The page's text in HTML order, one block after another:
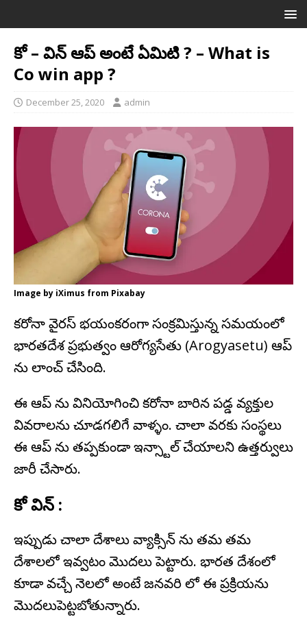
కో – విన్ ఆప్ అంటే ఏమిటి ? – What is
Co win app ?
December 25, 2020 admin
Image by iXimus from Pixabay
కరోనా వైరస్ భయంకరంగా సంక్రమిస్తున్న సమయంలో
భారతదేశ ప్రభుత్వం ఆరోగ్యసేతు (Arogyasetu) ఆప్
ను లాంచ్ చేసింది.
ఈ ఆప్ ను వినియోగించి కరోనా బారిన పడ్డ వ్యక్తుల
వివరాలను చూడగలిగే వాళ్ళం. చాలా వరకు సంస్థలు
ఈ ఆప్ ను తప్పకుండా ఇన్స్టాల్ చేయాలని ఉత్తర్వులు
జారీ చేసారు.
కో విన్ :
ఇప్పుడు చాలా దేశాలు వ్యాక్సిన్ ను తమ తమ
దేశాలలో ఇవ్వటం మొదలు పెట్టారు. భారత దేశంలో
కూడా వచ్చే నెలలో అంటే జనవరి లో ఈ ప్రక్రియను
మొదలుపెట్టబోతున్నారు.